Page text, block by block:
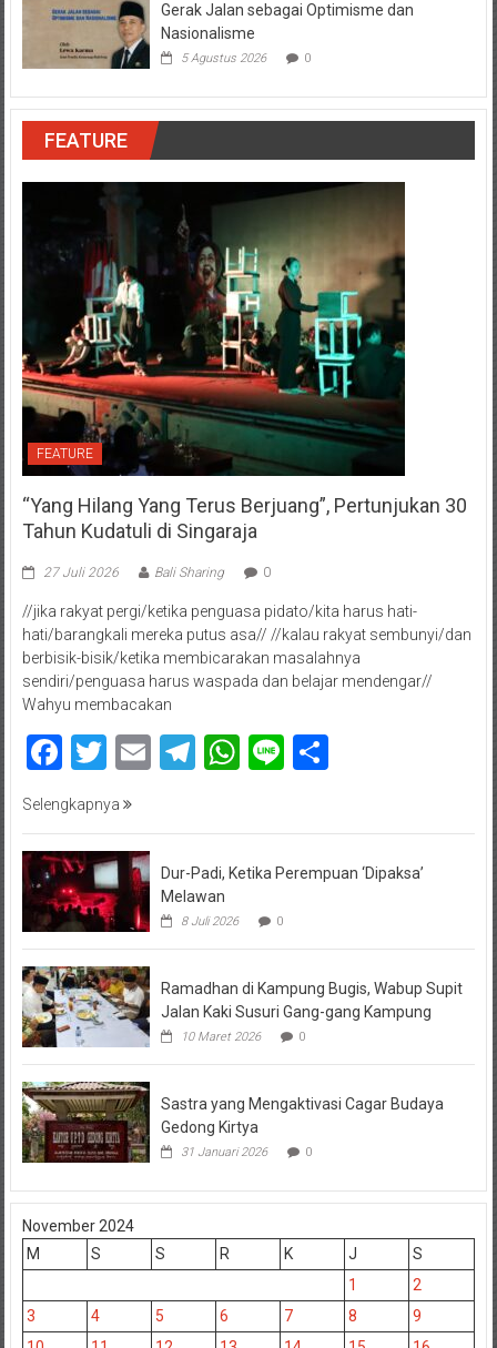
Gerak Jalan sebagai Optimisme dan
Nasionalisme
5 Agustus 2026 0
FEATURE
FEATURE
“Yang Hilang Yang Terus Berjuang”, Pertunjukan 30
Tahun Kudatuli di Singaraja
27 Juli 2026 Bali Sharing 0
//jika rakyat pergi/ketika penguasa pidato/kita harus hati-
hati/barangkali mereka putus asa// //kalau rakyat sembunyi/dan
berbisik-bisik/ketika membicarakan masalahnya
sendiri/penguasa harus waspada dan belajar mendengar//
Wahyu membacakan
Facebook
Twitter
EmailTelegram
WhatsApp
LineShare
Selengkapnya
Dur-Padi, Ketika Perempuan ‘Dipaksa’
Melawan
8 Juli 2026 0
Ramadhan di Kampung Bugis, Wabup Supit
Jalan Kaki Susuri Gang-gang Kampung
10 Maret 2026 0
Sastra yang Mengaktivasi Cagar Budaya
Gedong Kirtya
31 Januari 2026 0
November 2024
M
S S R K J
S
1
2
3
4 5 6 7 8
9